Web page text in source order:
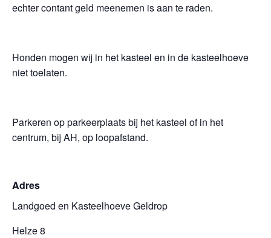
echter contant geld meenemen is aan te raden.
Honden mogen wij in het kasteel en in de kasteelhoeve
niet toelaten.
Parkeren op parkeerplaats bij het kasteel of in het
centrum, bij AH, op loopafstand.
Adres
Landgoed en Kasteelhoeve Geldrop
Helze 8